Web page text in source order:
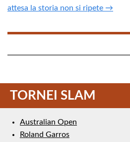
attesa la storia non si ripete →
TORNEI SLAM
Australian Open
Roland Garros